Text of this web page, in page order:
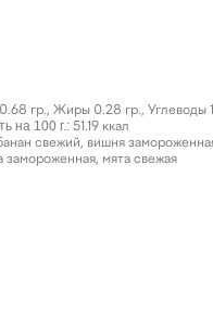
гр., Жиры 0.28 гр., Углеводы
на 100 г.: 51.19 ккал
свежий, вишня
замороженная, мята свежая